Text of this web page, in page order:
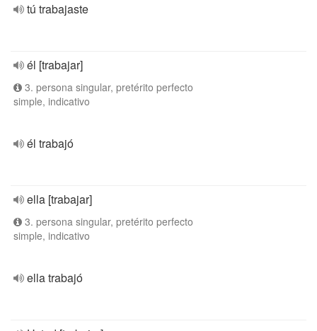
tú trabajaste
él [trabajar]
3. persona singular, pretérito perfecto
simple, indicativo
él trabajó
ella [trabajar]
3. persona singular, pretérito perfecto
simple, indicativo
ella trabajó